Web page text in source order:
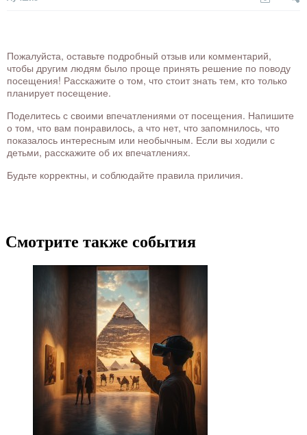
Пожалуйста, оставьте подробный отзыв или комментарий,
чтобы другим людям было проще принять решение по поводу
посещения! Расскажите о том, что стоит знать тем, кто только
планирует посещение.
Поделитесь с своими впечатлениями от посещения. Напишите
о том, что вам понравилось, а что нет, что запомнилось, что
показалось интересным или необычным. Если вы ходили с
детьми, расскажите об их впечатлениях.
Будьте корректны, и соблюдайте правила приличия.
Смотрите также события